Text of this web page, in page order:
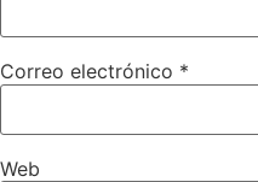
Correo electrónico *
Web